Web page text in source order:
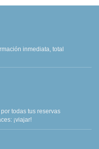
inmediata, total
todas tus reservas
¡viajar!